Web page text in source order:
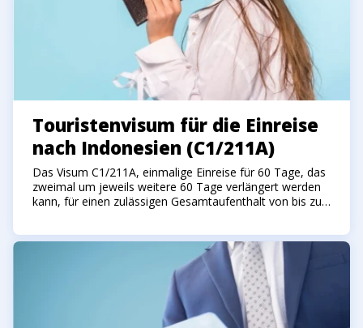
Touristenvisum für die Einreise
nach Indonesien (C1/211A)
Das Visum C1/211A, einmalige Einreise für 60 Tage, das
zweimal um jeweils weitere 60 Tage verlängert werden
kann, für einen zulässigen Gesamtaufenthalt von bis zu